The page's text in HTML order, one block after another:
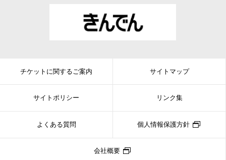
チケットに関するご案内 サイトマップ
サイトポリシー リンク集
よくある質問 個人情報保護方針
会社概要